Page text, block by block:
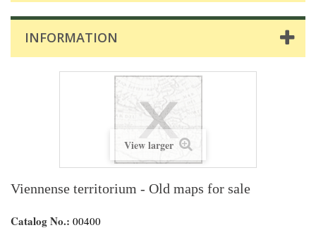
INFORMATION
View larger
Viennense territorium - Old maps for sale
Catalog No.: 00400